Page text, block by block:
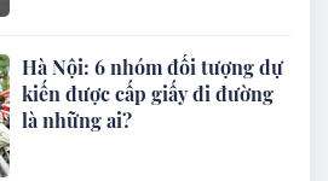
Hà Nội: 6 nhóm đối tượng dự
kiến được cấp giấy đi đường
là những ai?